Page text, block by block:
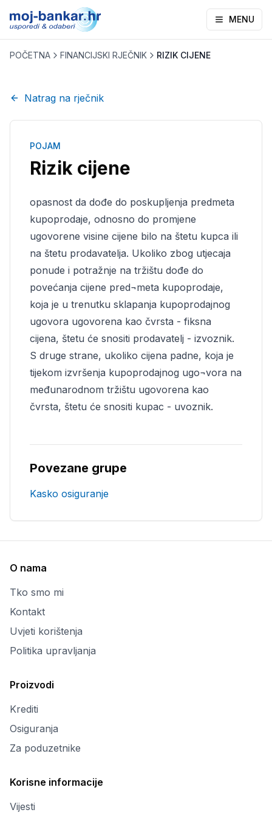
MENU
POČETNA FINANCIJSKI RJEČNIK RIZIK CIJENE
Natrag na rječnik
POJAM
Rizik cijene
opasnost da dođe do poskupljenja predmeta
kupoprodaje, odnosno do promjene
ugovorene visine cijene bilo na štetu kupca ili
na štetu prodavatelja. Ukoliko zbog utjecaja
ponude i potražnje na tržištu dođe do
povećanja cijene pred¬meta kupoprodaje,
koja je u trenutku sklapanja kupoprodajnog
ugovora ugovorena kao čvrsta - fiksna
cijena, štetu će snositi prodavatelj - izvoznik.
S druge strane, ukoliko cijena padne, koja je
tijekom izvršenja kupoprodajnog ugo¬vora na
međunarodnom tržištu ugovorena kao
čvrsta, štetu će snositi kupac - uvoznik.
Povezane grupe
Kasko osiguranje
O nama
Tko smo mi
Kontakt
Uvjeti korištenja
Politika upravljanja
Proizvodi
Krediti
Osiguranja
Za poduzetnike
Korisne informacije
Vijesti